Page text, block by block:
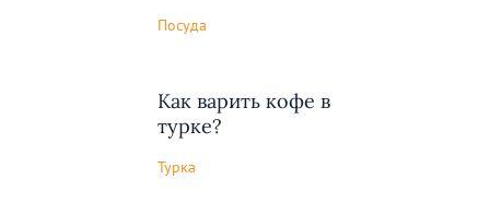
Посуда
Как варить кофе в
турке?
Турка